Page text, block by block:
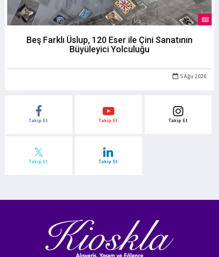
Beş Farklı Üslup, 120 Eser ile Çini Sanatının
Büyüleyici Yolculuğu
5 Ağu 2026
Takip Et Takip Et Takip Et
Takip Et Takip Et